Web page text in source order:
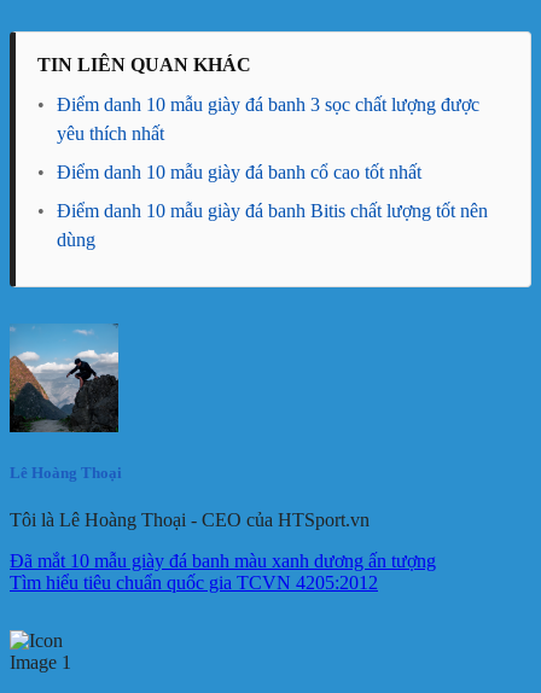
TIN LIÊN QUAN KHÁC
•
Điểm danh 10 mẫu giày đá banh 3 sọc chất lượng được
yêu thích nhất
•
Điểm danh 10 mẫu giày đá banh cổ cao tốt nhất
•
Điểm danh 10 mẫu giày đá banh Bitis chất lượng tốt nên
dùng
Lê Hoàng Thoại
Tôi là Lê Hoàng Thoại - CEO của HTSport.vn
Đã mắt 10 mẫu giày đá banh màu xanh dương ấn tượng
Tìm hiểu tiêu chuẩn quốc gia TCVN 4205:2012